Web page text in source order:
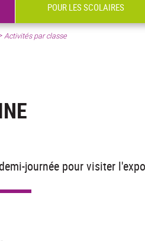
POUR LES SCOLAIRES
Activités par classe
journée pour visiter